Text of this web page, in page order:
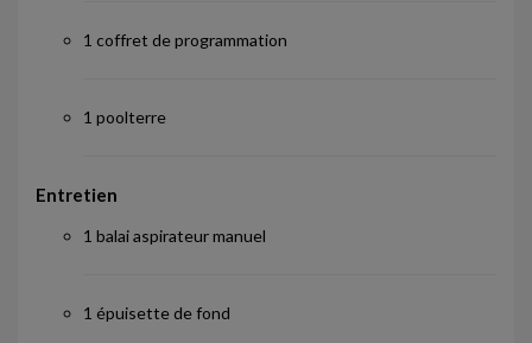
1 coffret de programmation
1 poolterre
Entretien
1 balai aspirateur manuel
1 épuisette de fond